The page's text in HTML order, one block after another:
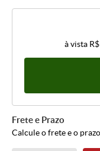
à vista
Frete e Prazo
Calcule o frete e o